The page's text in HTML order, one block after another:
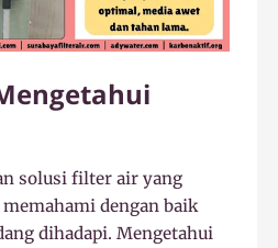
solusi filter air yang
dengan baik
dihadapi. Mengetahui